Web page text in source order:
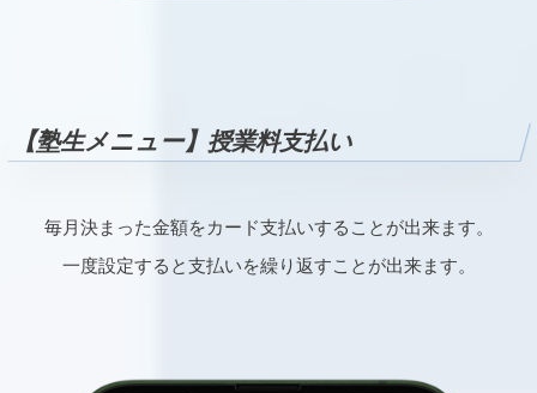
【塾生メニュー】授業料支払い
毎月決まった金額をカード支払いすることが出来ます。
一度設定すると支払いを繰り返すことが出来ます。